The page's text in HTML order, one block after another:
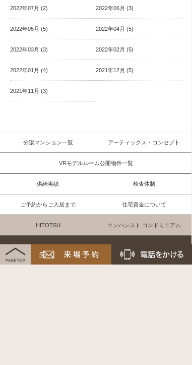
2022年07月 (2) 2022年06月 (3)
2022年05月 (5) 2022年04月 (5)
2022年03月 (3) 2022年02月 (5)
2022年01月 (4) 2021年12月 (5)
2021年11月 (3)
分譲マンション一覧 アーティックス・コンセプト
VRモデルルーム公開物件一覧
供給実績 検査体制
ご予約からご入居まで 住宅資金について
HITOTSU エンハンスト コンドミニアム
お問い合わせ・資料請求